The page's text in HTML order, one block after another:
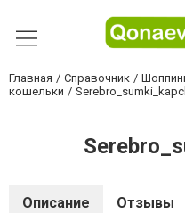
Главная Справочник
кошельки
Описание Отзывы